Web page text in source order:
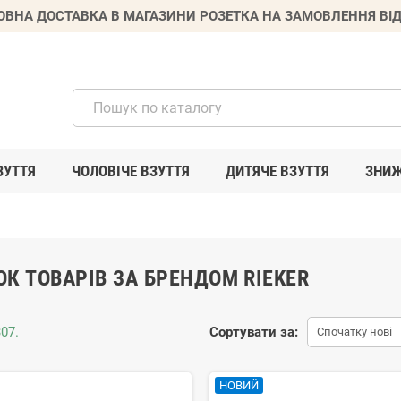
ДОСТАВКА В МАГАЗИНИ РОЗЕТКА НА ЗАМОВЛЕННЯ
ЧОЛОВІЧЕ ВЗУТТЯ ДИТЯЧЕ ВЗУТТЯ
ТОВАРІВ ЗА БРЕНДОМ RIEKER
Сортувати за: Спочатку нові
НОВИЙ